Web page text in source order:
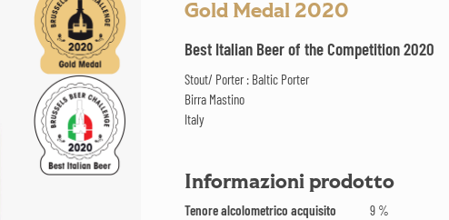
Gold Medal 2020
Best Italian Beer of the Competition 2020
Stout/ Porter : Baltic Porter
Birra Mastino
Italy
Informazioni prodotto
Tenore alcolometrico acquisito
9 %